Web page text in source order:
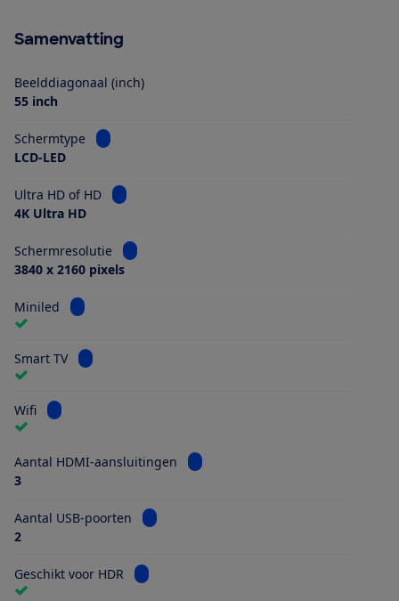
Samenvatting
Beelddiagonaal (inch)
55 inch
Schermtype
Bekijk informatie voor Schermtype
LCD-LED
Ultra HD of HD
Bekijk informatie voor Ultra HD of HD
4K Ultra HD
Schermresolutie
Bekijk informatie voor Schermresolutie
3840 x 2160 pixels
Miniled Bekijk informatie voor Miniled
Smart TV Bekijk informatie voor Smart TV
Wifi Bekijk informatie voor Wifi
Aantal HDMI-aansluitingen
Bekijk informatie voor Aantal
3
Aantal USB-poorten
Bekijk informatie voor Aantal USB-poorten
2
Geschikt voor HDR Bekijk informatie voor Geschikt voor HDR